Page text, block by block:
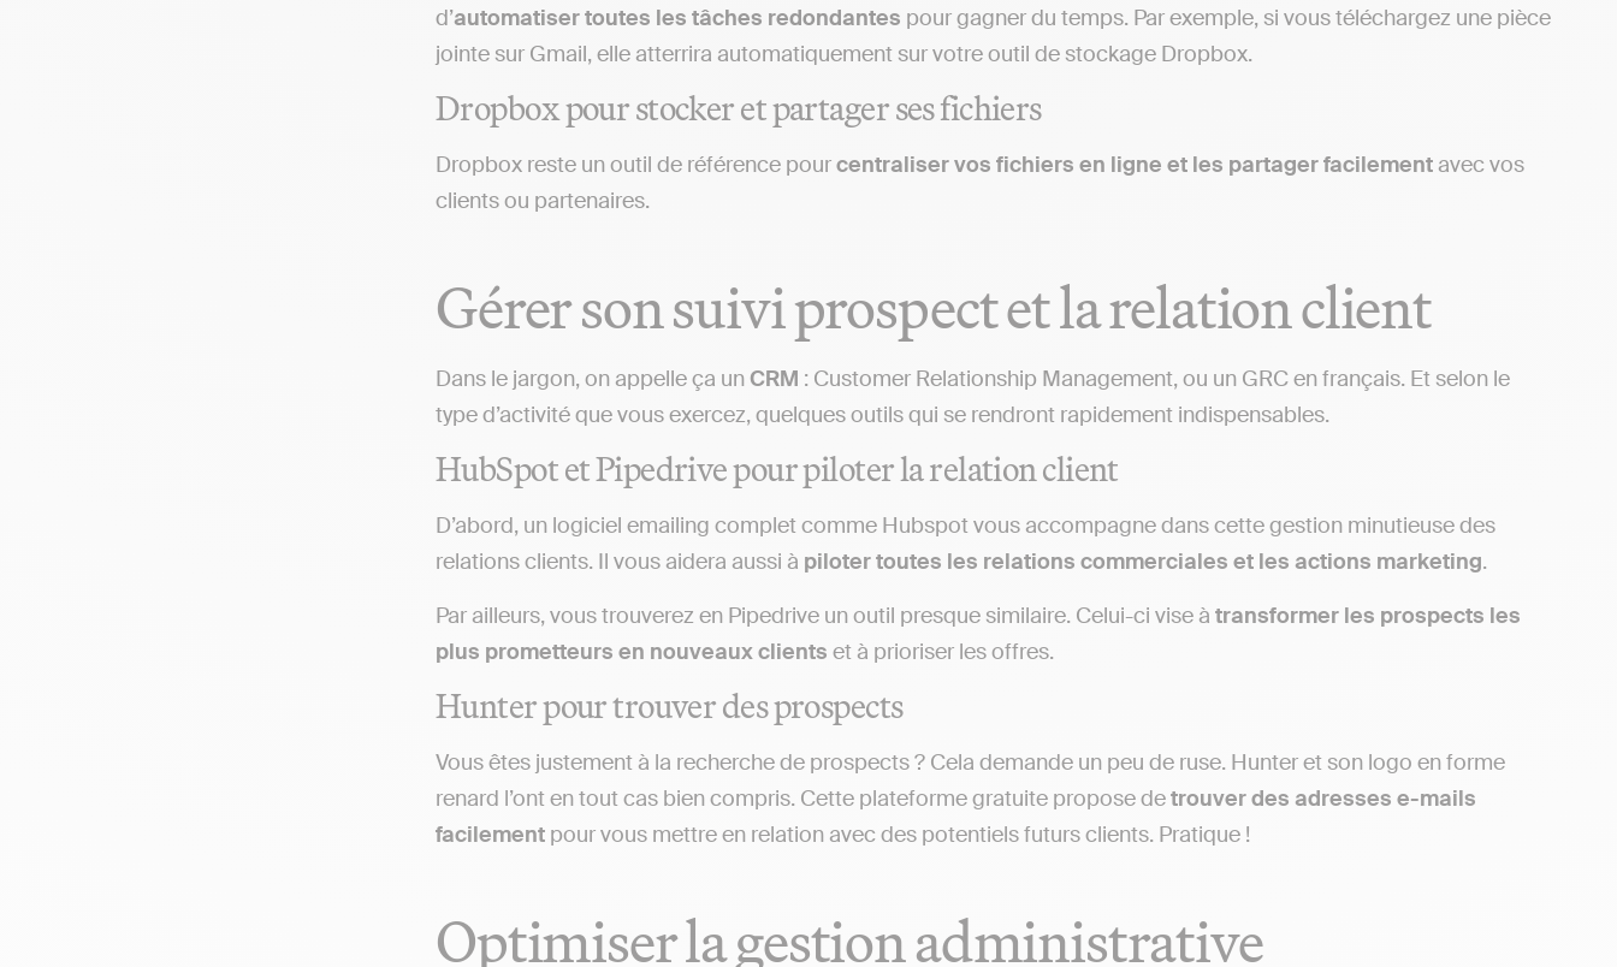
d’automatiser toutes les tâches redondantes pour gagner du temps. Par exemple, si vous téléchargez une pièce
jointe sur Gmail, elle atterrira automatiquement sur votre outil de stockage Dropbox.
Dropbox pour stocker et partager ses fichiers
Dropbox reste un outil de référence pourcentraliser vos fichiers en ligne et les partager facilement avec vos
clients ou partenaires.
Gérer son suivi prospect et la relation client
Dans le jargon, on appelle ça unCRM : Customer Relationship Management, ou un GRC en français. Et selon le
type d’activité que vous exercez, quelques outils qui se rendront rapidement indispensables.
HubSpot et Pipedrive pour piloter la relation client
D’abord, un logiciel emailing complet comme Hubspot vous accompagne dans cette gestion minutieuse des
relations clients. Il vous aidera aussi à piloter toutes les relations commerciales et les actions marketing.
Par ailleurs, vous trouverez en Pipedrive un outil presque similaire. Celui-ci vise à transformer les prospects les
plus prometteurs en nouveaux clients et à prioriser les offres.
Hunter pour trouver des prospects
Vous êtes justement à la recherche de prospects ? Cela demande un peu de ruse. Hunter et son logo en forme
renard l’ont en tout cas bien compris. Cette plateforme gratuite propose detrouver des adresses e-mails
facilement pour vous mettre en relation avec des potentiels futurs clients. Pratique !
Optimiser la gestion administrative